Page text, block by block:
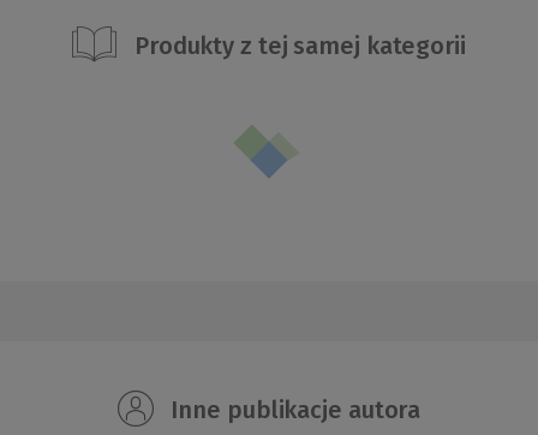
Produkty z tej samej kategorii
Inne publikacje autora